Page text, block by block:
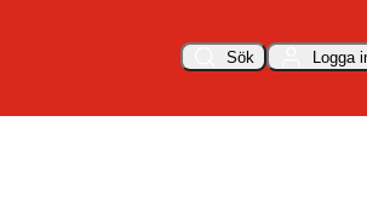
Sök Logga